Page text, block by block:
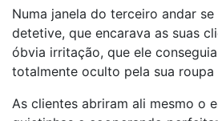
Numa janela do terceiro andar
detetive, que encarava as suas
óbvia irritação, que ele
totalmente oculto pela sua roupa
As clientes abriram ali mesmo o